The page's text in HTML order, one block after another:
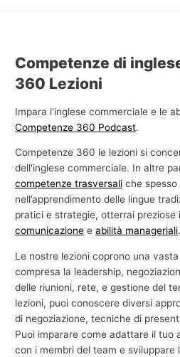
Competenze di
360 Lezioni
Impara l'inglese commerciale e le
Competenze 360 Podcast.
Competenze 360 le lezioni si
dell'inglese commerciale. In altre
competenze trasversali che
nell’apprendimento delle lingue
pratici e strategie, otterrai
comunicazione eabilità manageriali.
Le nostre lezioni coprono una
compresa la leadership,
delle riunioni, rete, e gestione del
lezioni, puoi conoscere diversi
di negoziazione, tecniche di
Puoi imparare come adattare il tuo
con i membri del team e sviluppare
g
l
e
s
e
c
o
m
m
r
c
i
a
l